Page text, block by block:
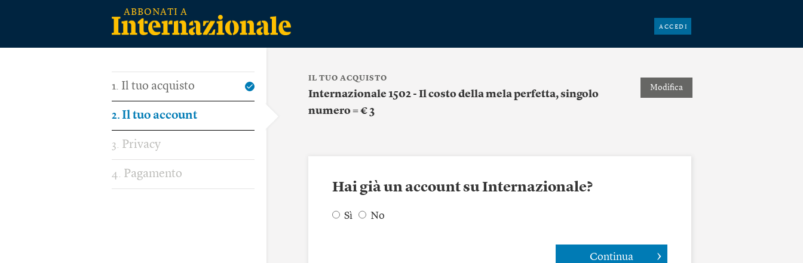
ACCEDI
1 Il tuo acquisto
2 Il tuo account
3 Privacy
4 Pagamento
IL TUO ACQUISTO
Internazionale 1502 - Il costo della mela perfetta, singolo
numero = € 3
Modifica
Hai già un account su Internazionale?
Sì No
Continua